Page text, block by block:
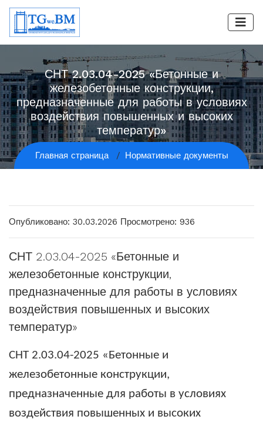
СНТ 2.03.04-2025 «Бетонные и
железобетонные конструкции,
предназначенные для работы в условиях
воздействия повышенных и высоких
температур»
Главная страница Нормативные документы
Опубликовано: 30.03.2026 Просмотрено: 936
СНТ 2.03.04-2025 «Бетонные и
железобетонные конструкции,
предназначенные для работы в условиях
воздействия повышенных и высоких
температур»
СНТ 2.03.04-2025 «Бетонные и
железобетонные конструкции,
предназначенные для работы в условиях
воздействия повышенных и высоких